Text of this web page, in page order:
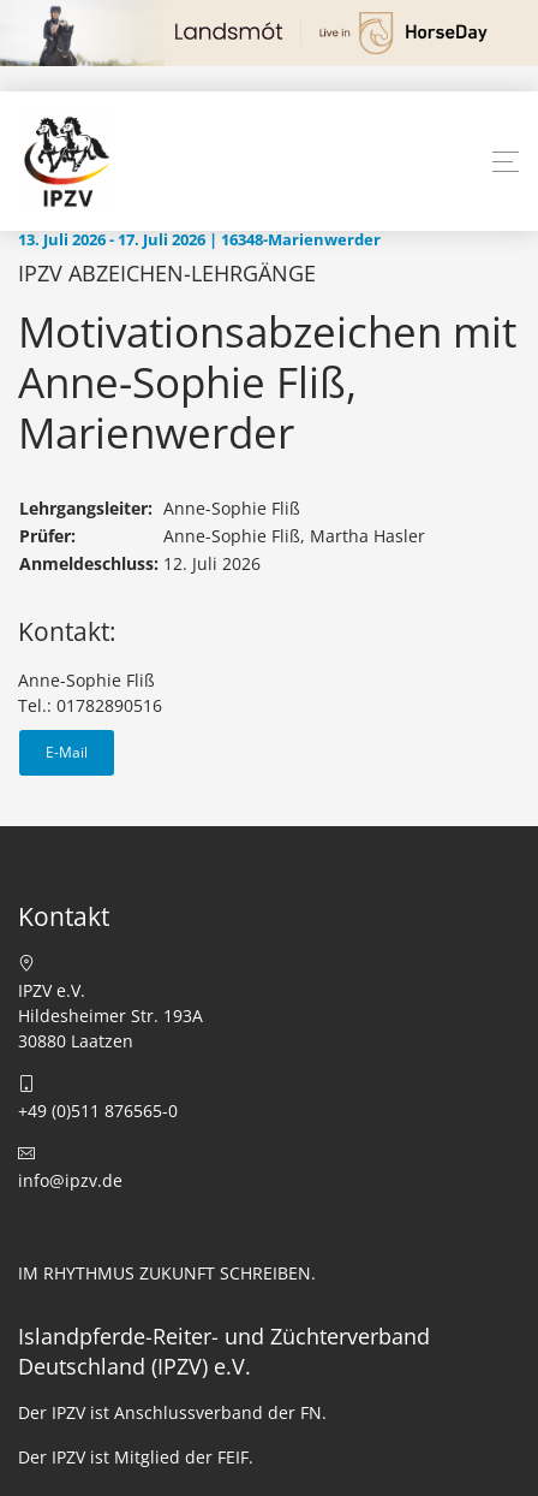
13. Juli 2026 - 17. Juli 2026 | 16348-Marienwerder
IPZV ABZEICHEN-LEHRGÄNGE
Motivationsabzeichen mit
Anne-Sophie Fliß,
Marienwerder
Lehrgangsleiter: Anne-Sophie Fliß
Prüfer:
Anne-Sophie Fliß, Martha Hasler
Anmeldeschluss: 12. Juli 2026
Kontakt:
Anne-Sophie Fliß
Tel.: 01782890516
E-Mail
Kontakt
IPZV e.V.
Hildesheimer Str. 193A
30880 Laatzen
+49 (0)511 876565-0
info@ipzv.de
IM RHYTHMUS ZUKUNFT SCHREIBEN.
Islandpferde-Reiter- und Züchterverband
Deutschland (IPZV) e.V.
Der IPZV ist Anschlussverband der FN.
Der IPZV ist Mitglied der FEIF.